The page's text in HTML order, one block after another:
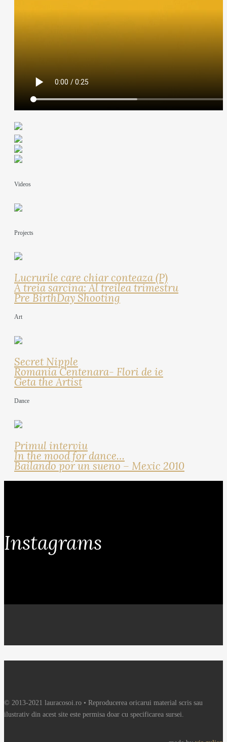
Videos
Projects
Lucrurile care chiar conteaza (P)
A treia sarcina: Al treilea trimestru
Pre BirthDay Shooting
Art
Secret Nipple
Romania Centenara- Flori de ie
Geta the Artist
Dance
Primul interviu
In the mood for dance…
Bailando por un sueno – Mexic 2010
Instagrams
© 2013-2021 lauracosoi.ro • Reproducerea oricarui material scris sau
ilustrativ din acest site este permisa doar cu specificarea sursei.